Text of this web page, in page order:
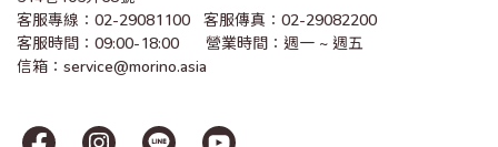
客服專線：02-29081100   客服傳真：02-29082200
客服時間：09:00-18:00      營業時間：週一 ~ 週五
信箱：service@morino.asia